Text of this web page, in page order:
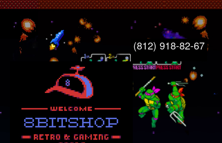
8bitshop
Главная
Свяжитесь с нами
Узнайте больше
Карта сайта
Регистрация
(812) 918-82-67